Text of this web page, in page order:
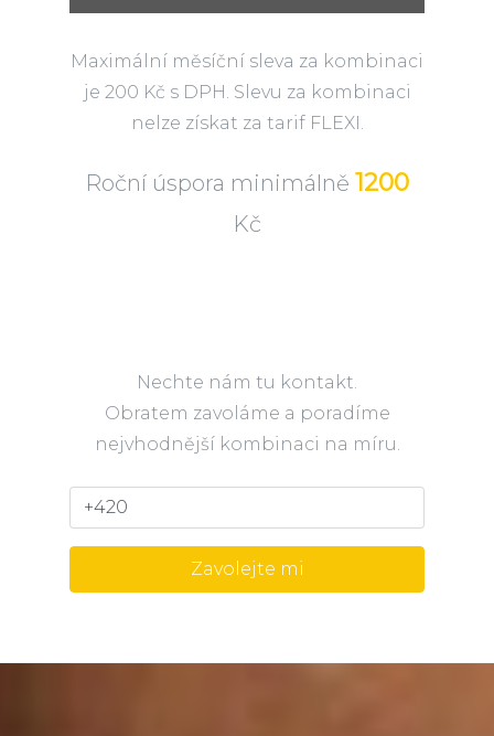
Maximální měsíční sleva za kombinaci
je 200 Kč s DPH. Slevu za kombinaci
nelze získat za tarif FLEXI.
Roční úspora minimálně 1200
Kč
Nechte nám tu kontakt.
Obratem zavoláme a poradíme
nejvhodnější kombinaci na míru.